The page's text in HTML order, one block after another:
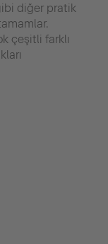
diğer pratik
çeşitli farklı